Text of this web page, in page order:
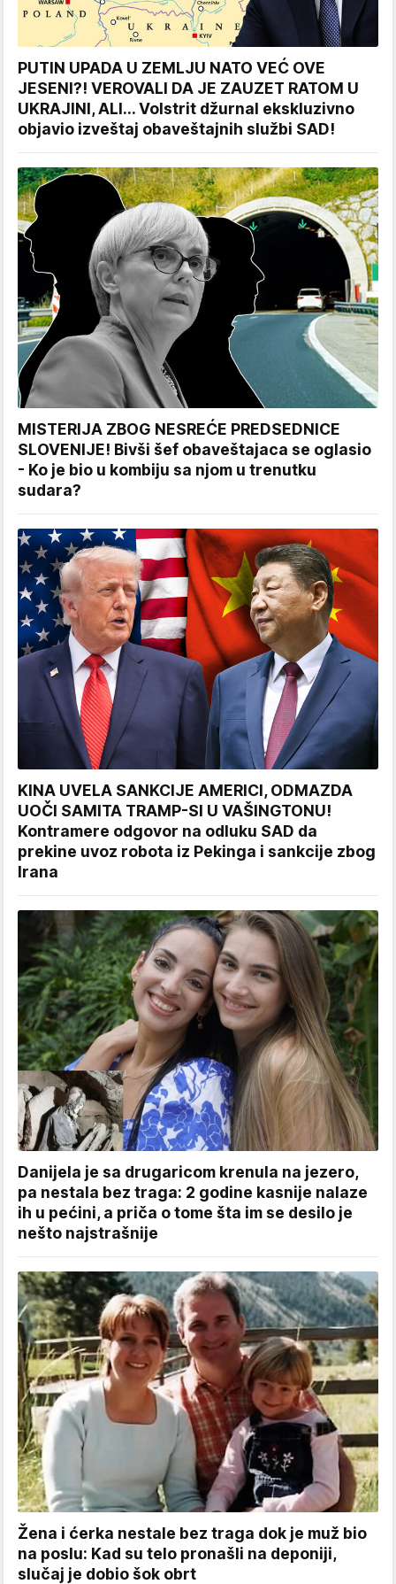
PUTIN UPADA U ZEMLJU NATO VEĆ OVE
JESENI?! VEROVALI DA JE ZAUZET RATOM U
UKRAJINI, ALI... Volstrit džurnal ekskluzivno
objavio izveštaj obaveštajnih službi SAD!
MISTERIJA ZBOG NESREĆE PREDSEDNICE
SLOVENIJE! Bivši šef obaveštajaca se oglasio
- Ko je bio u kombiju sa njom u trenutku
sudara?
KINA UVELA SANKCIJE AMERICI, ODMAZDA
UOČI SAMITA TRAMP-SI U VAŠINGTONU!
Kontramere odgovor na odluku SAD da
prekine uvoz robota iz Pekinga i sankcije zbog
Irana
Danijela je sa drugaricom krenula na jezero,
pa nestala bez traga: 2 godine kasnije nalaze
ih u pećini, a priča o tome šta im se desilo je
nešto najstrašnije
Žena i ćerka nestale bez traga dok je muž bio
na poslu: Kad su telo pronašli na deponiji,
slučaj je dobio šok obrt